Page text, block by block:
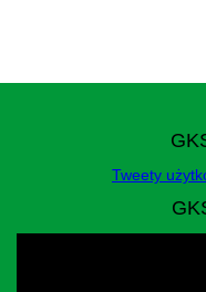
Tweety